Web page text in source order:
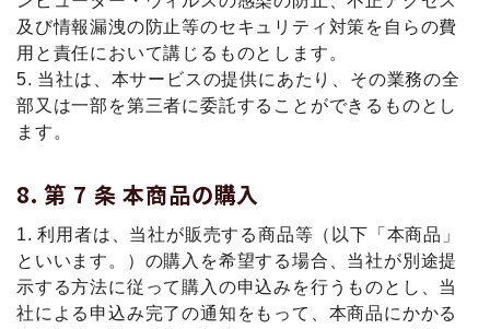
及び情報漏洩の防止等のセキュリティ対策を自らの費
用と責任において講じるものとします。
5. 当社は、本サービスの提供にあたり、その業務の全
部又は一部を第三者に委託することができるものとし
ます。
第 7 条 本商品の購⼊
1. 利⽤者は、当社が販売する商品等（以下「本商品」
といいます。）の購⼊を希望する場合、当社が別途提
⽰する⽅法に従って購⼊の申込みを⾏うものとし、当
社による申込み完了の通知をもって、本商品にかかる